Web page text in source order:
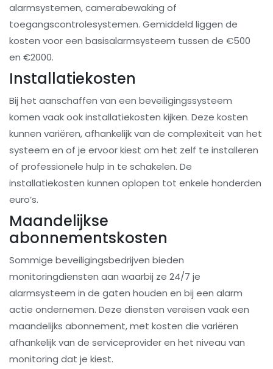
alarmsystemen, camerabewaking of
toegangscontrolesystemen. Gemiddeld liggen de
kosten voor een basisalarmsysteem tussen de €500
en €2000.
Installatiekosten
Bij het aanschaffen van een beveiligingssysteem
komen vaak ook installatiekosten kijken. Deze kosten
kunnen variëren, afhankelijk van de complexiteit van het
systeem en of je ervoor kiest om het zelf te installeren
of professionele hulp in te schakelen. De
installatiekosten kunnen oplopen tot enkele honderden
euro’s.
Maandelijkse
abonnementskosten
Sommige beveiligingsbedrijven bieden
monitoringdiensten aan waarbij ze 24/7 je
alarmsysteem in de gaten houden en bij een alarm
actie ondernemen. Deze diensten vereisen vaak een
maandelijks abonnement, met kosten die variëren
afhankelijk van de serviceprovider en het niveau van
monitoring dat je kiest.